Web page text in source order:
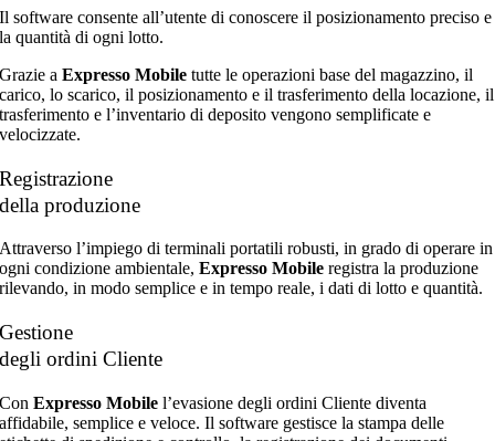
Il software consente all’utente di conoscere il posizionamento preciso e
la quantità di ogni lotto.
Grazie aExpresso Mobile tutte le operazioni base del magazzino, il
carico, lo scarico, il posizionamento e il trasferimento della locazione, il
trasferimento e l’inventario di deposito vengono semplificate e
velocizzate.
Registrazione
della produzione
Attraverso l’impiego di terminali portatili robusti, in grado di operare in
ogni condizione ambientale,Expresso Mobile registra la produzione
rilevando, in modo semplice e in tempo reale, i dati di lotto e quantità.
Gestione
degli ordini Cliente
ConExpresso Mobile l’evasione degli ordini Cliente diventa
affidabile, semplice e veloce. Il software gestisce la stampa delle